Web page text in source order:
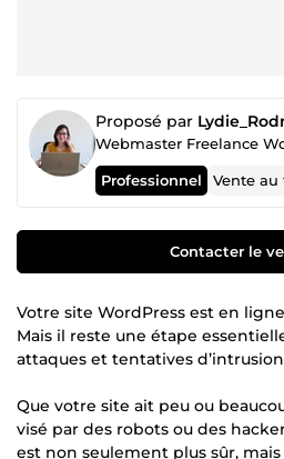
Proposé par
Webmaster Freelance
Professionnel Vente
Contacter le
Votre site WordPress est en
Mais il reste une étape
attaques et tentatives
Que votre site ait peu ou
visé par des robots ou des
est non seulement plus sûr,